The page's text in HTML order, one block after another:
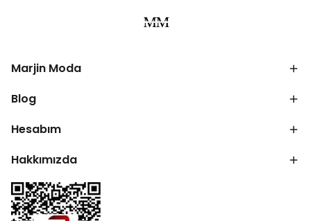
Marjin Moda
Blog
Hesabım
Hakkımızda